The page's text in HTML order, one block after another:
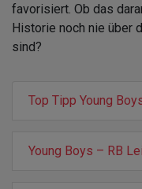
favorisiert. Ob das
Historie noch nie über
sind?
Top Tipp Young
Young Boys – RB